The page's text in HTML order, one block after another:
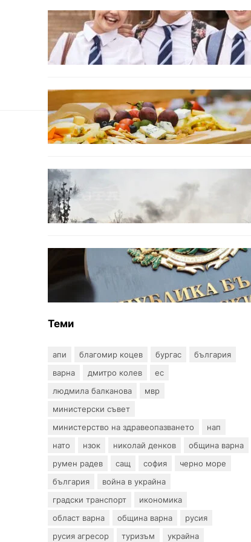
ИКОНОМИКА
Колко ще струват училищните
униформи във Варна тази
От август се променят
осигурителните вноски за
седем икономически дейности
Пожарите в България не
спират: 141 огнища за
последното денонощие
БЪЛГАРИЯ
Кабинетът прие нов статут за
професиите в спортната
подготовка
Теми
апи благомир коцев бургас
българия
варна
дмитро колев
ес
людмила балканова
мвр
министерски съвет
министерство на здравеопазването
нап
нато
нзок николай денков
община варна
румен радев
сащ софия
черно море
българия
война в украйна
градски транспорт
икономика
област варна
община варна
русия
русия агресор
туризъм украйна